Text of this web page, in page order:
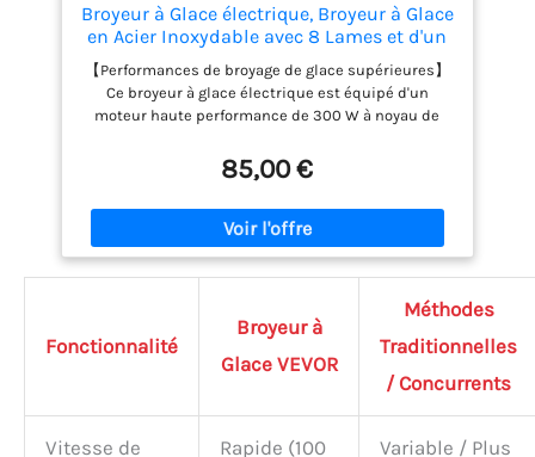
Broyeur à Glace électrique, Broyeur à Glace
en Acier Inoxydable avec 8 Lames et d'un
bol, 65 kg/h-Double Couvercl, Idéal pour
la Préparation de Smoothies, Boissons
Fraîches et Thés au Lait
【Performances de broyage de glace supérieures】
Ce broyeur à glace électrique est équipé d'un
moteur haute performance de 300 W à noyau de
une vitesse de 1 800 tr/min, vous faisant gagner un
temps considérable et répondant facilement aux
demandes importantes. 【8 lames en acier
inoxydable】Ce broyeur à glace est doté de 8 lames
tranchantes en acier inoxydable. Ces 8 lames
permettent un broyage de la glace rapide et
efficace. En ajustant l'écartement des lames, vous
pouvez obtenir une glace plus ou moins fine, idéale
pour les granités maison, les cocktails ou les
desserts. 【Outil de distribution de glace élargi】
L'outillet de distribution de glace élargi, associé à
85,00 €
Fonctionnalité
Broyeur à
Glace VEVOR
Méthodes
Traditionnelles
/ Concurrents
Vitesse de
Rapide (100
Variable / Plus